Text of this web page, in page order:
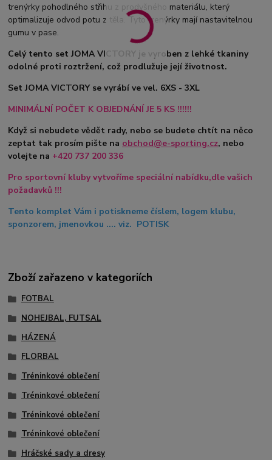
trenýrky pohodlného střihu z prodyšného materiálu, který
optimalizuje odvod potu z těla. Tyto trenýrky mají nastavitelnou
gumu v pase.
Celý tento set JOMA VICTORY je vyroben z lehké tkaniny
odolné proti roztržení, což prodlužuje její životnost.
Set JOMA VICTORY se vyrábí ve vel. 6XS - 3XL
MINIMÁLNÍ POČET K OBJEDNÁNÍ JE 5 KS !!!!!!
Když si nebudete vědět rady, nebo se budete chtít na něco
zeptat tak prosím pište na obchod@e-sporting.cz, nebo
volejte na +420 737 200 336
Pro sportovní kluby vytvoříme speciální nabídku,dle vašich
požadavků !!!
Tento komplet Vám i potiskneme číslem, logem klubu,
sponzorem, jmenovkou .... viz. POTISK
Zboží zařazeno v kategoriích
FOTBAL
NOHEJBAL, FUTSAL
HÁZENÁ
FLORBAL
Tréninkové oblečení
Tréninkové oblečení
Tréninkové oblečení
Tréninkové oblečení
Hráčské sady a dresy